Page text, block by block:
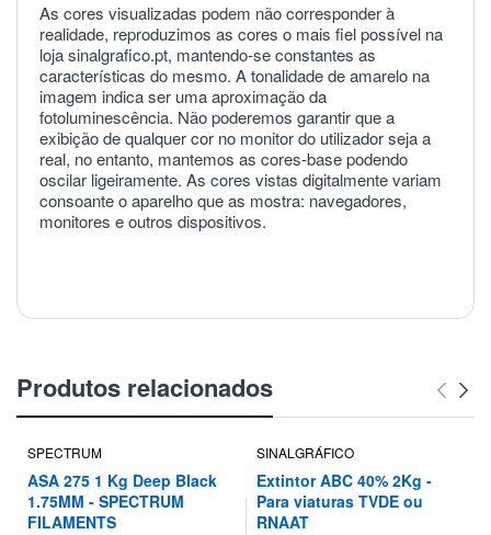
As cores visualizadas podem não corresponder à
realidade, reproduzimos as cores o mais fiel possível na
loja sinalgrafico.pt, mantendo-se constantes as
características do mesmo. A tonalidade de amarelo na
imagem indica ser uma aproximação da
fotoluminescência. Não poderemos garantir que a
exibição de qualquer cor no monitor do utilizador seja a
real, no entanto, mantemos as cores-base podendo
oscilar ligeiramente. As cores vistas digitalmente variam
consoante o aparelho que as mostra: navegadores,
monitores e outros dispositivos.
Produtos relacionados
SPECTRUM
ASA 275 1 Kg Deep Black
1.75MM - SPECTRUM
FILAMENTS
SINALGRÁFICO
Extintor ABC 40% 2Kg -
Para viaturas TVDE ou
RNAAT